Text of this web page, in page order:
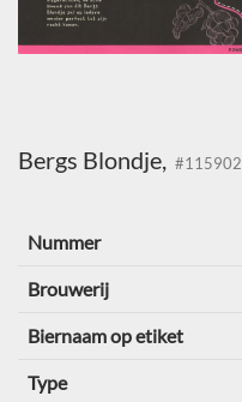
Bergs Blondje, #115902
Nummer
Brouwerij
Biernaam op etiket
Type